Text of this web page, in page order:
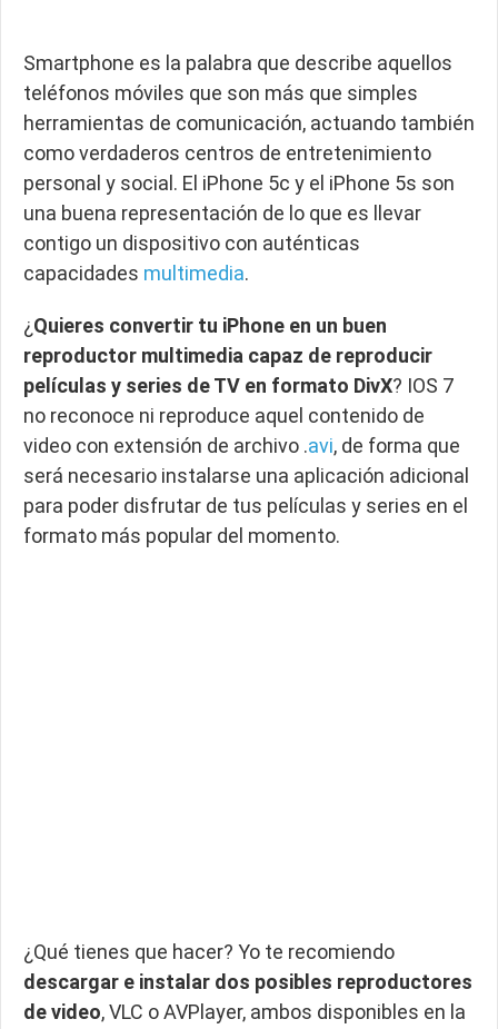
Smartphone es la palabra que describe aquellos
teléfonos móviles que son más que simples
herramientas de comunicación, actuando también
como verdaderos centros de entretenimiento
personal y social. El iPhone 5c y el iPhone 5s son
una buena representación de lo que es llevar
contigo un dispositivo con auténticas
capacidades multimedia.
¿Quieres convertir tu iPhone en un buen
reproductor multimedia capaz de reproducir
películas y series de TV en formato DivX? IOS 7
no reconoce ni reproduce aquel contenido de
video con extensión de archivo .avi, de forma que
será necesario instalarse una aplicación adicional
para poder disfrutar de tus películas y series en el
formato más popular del momento.
¿Qué tienes que hacer? Yo te recomiendo
descargar e instalar dos posibles reproductores
de video, VLC o AVPlayer, ambos disponibles en la